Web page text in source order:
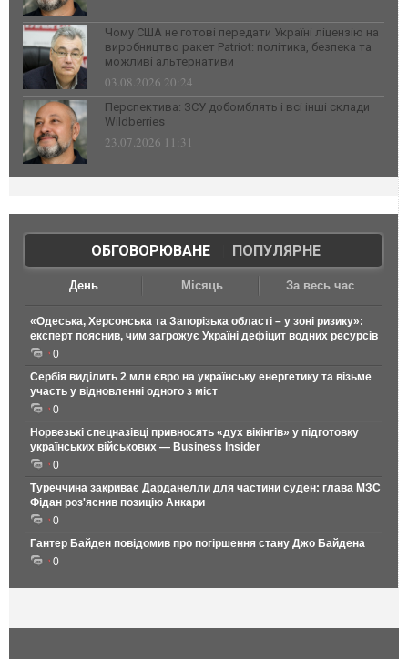
Чому США не готові передати Україні ліцензію на
виробництво ракет Patriot: політика, безпека та
можливі альтернативи
03.08.2026 20:24
Перспектива: ЗСУ добомблять і всі інші склади
Wildberries
23.07.2026 11:31
ОБГОВОРЮВАНЕ| ПОПУЛЯРНЕ
День Місяць За весь час
«Одеська, Херсонська та Запорізька області – у зоні ризику»:
експерт пояснив, чим загрожує Україні дефіцит водних ресурсів
0
Сербія виділить 2 млн євро на українську енергетику та візьме
участь у відновленні одного з міст
0
Норвезькі спецназівці привносять «дух вікінгів» у підготовку
українських військових — Business Insider
0
Туреччина закриває Дарданелли для частини суден: глава МЗС
Фідан роз'яснив позицію Анкари
0
Гантер Байден повідомив про погіршення стану Джо Байдена
0